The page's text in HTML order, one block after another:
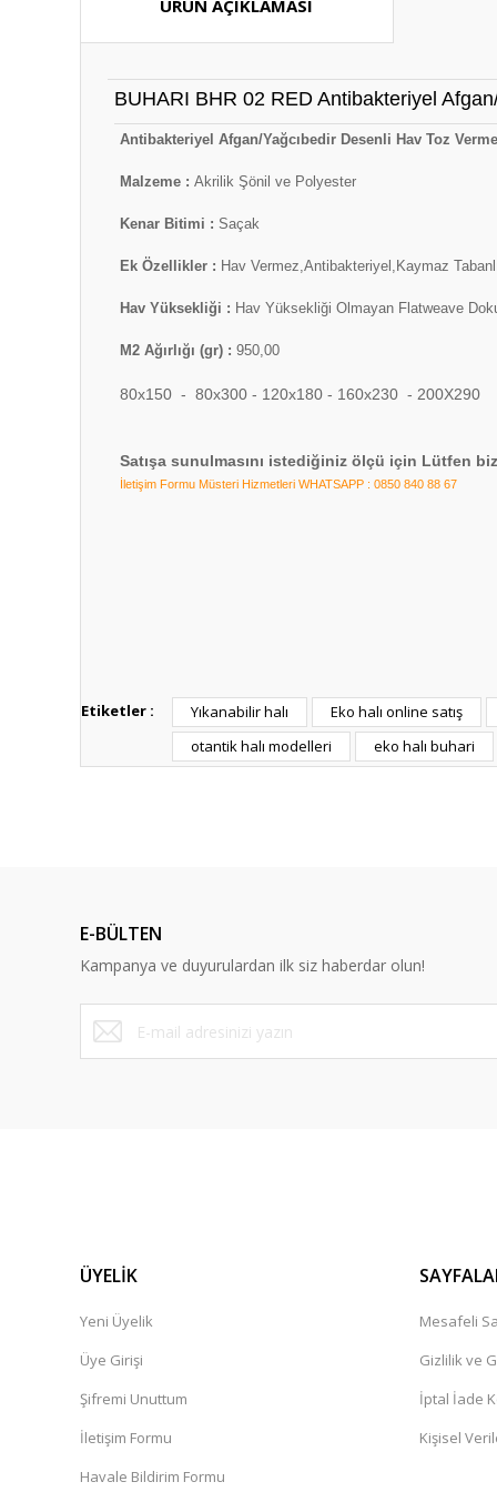
ÜRÜN AÇIKLAMASI
BUHARI BHR 02 RED Antibakteriyel
Antibakteriyel Afgan/Yağcıbedir Desenli Hav Toz
Malzeme :Akrilik Şönil ve Polyester
Kenar Bitimi :Saçak
Ek Özellikler : Hav Vermez,Antibakteriyel,Kaymaz
Hav Yüksekliği : Hav Yüksekliği Olmayan Flatweave
M2 Ağırlığı (gr) :950,00
80x150 - 80x300 - 120x180 - 160x230 - 200X290
Satışa sunulmasını istediğiniz ölçü için Lütfen
İletişim FormuMüsteri Hizmetleri WHATSAPP : 0850 840 88 67
Bu ürünün fiyat bilgisi, resim, ürün açıklamalarında
Görüş ve önerileriniz için teşekkür ederiz.
Etiketler : Yıkanabilir halı Eko halı online satış
otantik halı modelleri
eko halı buhari
E-BÜLTEN
Kampanya ve duyurulardan ilk siz haberdar olun!
ÜYELİK
Yeni Üyelik
Üye Girişi
Şifremi Unuttum
İletişim Formu
Havale Bildirim Formu
Mesafeli
Gizlilik ve
İptal İade
Kişisel